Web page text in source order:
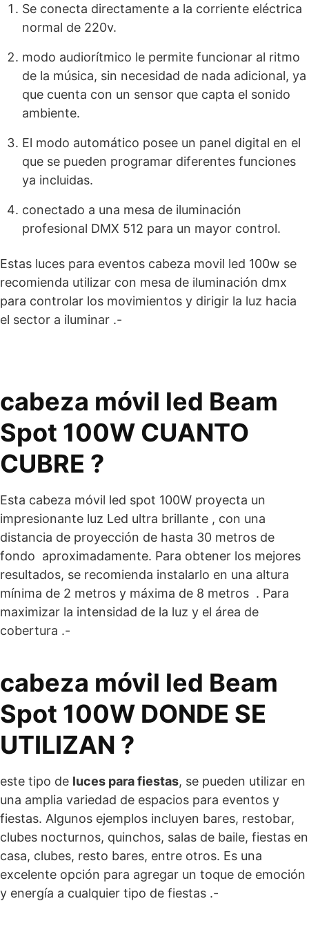
Se conecta directamente a la corriente eléctrica
normal de 220v.
modo audiorítmico le permite funcionar al ritmo
de la música, sin necesidad de nada adicional, ya
que cuenta con un sensor que capta el sonido
ambiente.
El modo automático posee un panel digital en el
que se pueden programar diferentes funciones
ya incluidas.
conectado a una mesa de iluminación
profesional DMX 512 para un mayor control.
Estas luces para eventos cabeza movil led 100w se
recomienda utilizar con mesa de iluminación dmx
para controlar los movimientos y dirigir la luz hacia
el sector a iluminar .-
cabeza móvil led Beam
Spot 100W CUANTO
CUBRE ?
Esta cabeza móvil led spot 100W proyecta un
impresionante luz Led ultra brillante , con una
distancia de proyección de hasta 30 metros de
fondo aproximadamente. Para obtener los mejores
resultados, se recomienda instalarlo en una altura
mínima de 2 metros y máxima de 8 metros . Para
maximizar la intensidad de la luz y el área de
cobertura .-
cabeza móvil led Beam
Spot 100W DONDE SE
UTILIZAN ?
este tipo de luces para fiestas, se pueden utilizar en
una amplia variedad de espacios para eventos y
fiestas. Algunos ejemplos incluyen bares, restobar,
clubes nocturnos, quinchos, salas de baile, fiestas en
casa, clubes, resto bares, entre otros. Es una
excelente opción para agregar un toque de emoción
y energía a cualquier tipo de fiestas .-